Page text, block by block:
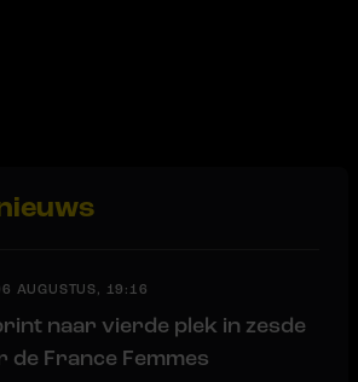
AUGUSTUS, 19:16
naar vierde plek in zesde
de France Femmes